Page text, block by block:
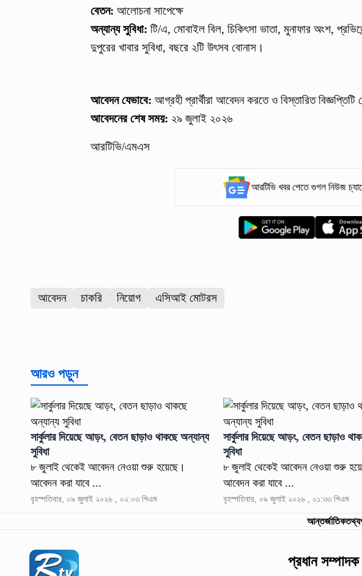
বেতন: আলোচনা সাপেক্ষে
অন্যান্য সুবিধা: টি/এ, মোবাইল বিল, চিকিৎসা ভাতা, মুনাফার অংশ,
দুপুরের খাবার সুবিধা, বছরে ২টি উৎসব বোনাস।
আবেদন যেভাবে: আগ্রহী প্রার্থীরা আবেদন করতে ও বিস্তারিত বিজ্ঞপ্তিটি
আবেদনের শেষ সময়: ২৯ জুলাই ২০২৬
আরটিভি/এমএস
আরটিভি খবর পেতে গুগল নিউজ
আবেদন চাকরি নিয়োগ এসিআই মোটরস
আরও পড়ুন
সার্কুলার দিয়েছে আড়ং, বেতন ছাড়াও থাকছে অন্যান্য
সুবিধা
৮ জুলাই থেকেই আবেদন নেওয়া শুরু হয়েছে।
আবেদন করা যাবে ...
বৃহস্পতিবার, ০৯ জুলাই ২০২৬ , ০২:০৩ পিএম
সার্কুলার দিয়েছে আড়ং, বেতন ছাড়াও
সুবিধা
৮ জুলাই থেকেই আবেদন নেওয়া শুরু
আবেদন করা যাবে ...
বৃহস্পতিবার, ০৯ জুলাই ২০২৬ , ০১:৩৩ পিএম
আন্তর্জাতিক
প্রধান